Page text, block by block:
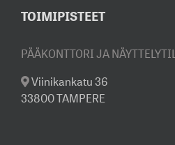
TOIMIPISTEET
PÄÄKONTTORI JA
Viinikankatu 36
33800 TAMPERE